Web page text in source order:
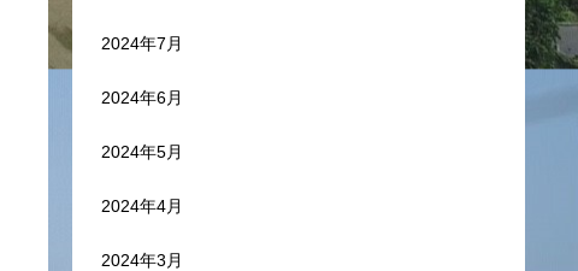
2024年7月
2024年6月
2024年5月
2024年4月
2024年3月